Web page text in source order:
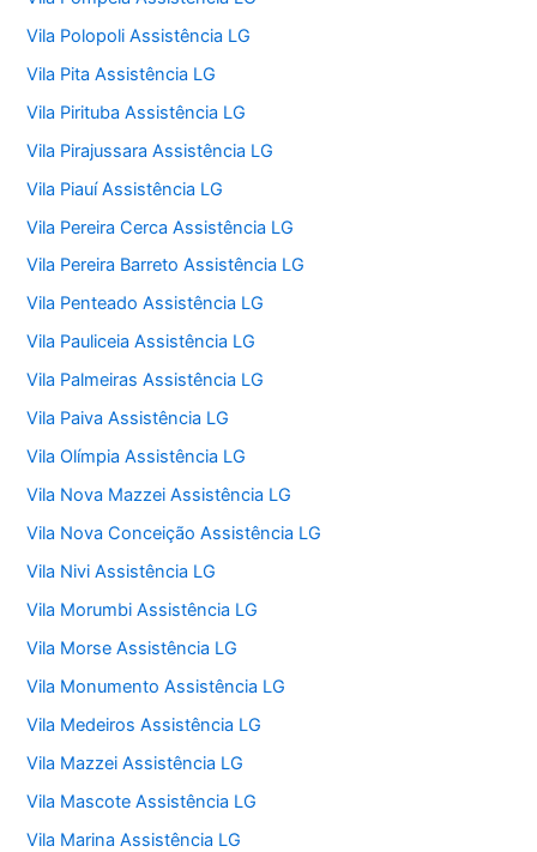
Vila Polopoli Assistência LG
Vila Pita Assistência LG
Vila Pirituba Assistência LG
Vila Pirajussara Assistência LG
Vila Piauí Assistência LG
Vila Pereira Cerca Assistência LG
Vila Pereira Barreto Assistência LG
Vila Penteado Assistência LG
Vila Pauliceia Assistência LG
Vila Palmeiras Assistência LG
Vila Paiva Assistência LG
Vila Olímpia Assistência LG
Vila Nova Mazzei Assistência LG
Vila Nova Conceição Assistência LG
Vila Nivi Assistência LG
Vila Morumbi Assistência LG
Vila Morse Assistência LG
Vila Monumento Assistência LG
Vila Medeiros Assistência LG
Vila Mazzei Assistência LG
Vila Mascote Assistência LG
Vila Marina Assistência LG